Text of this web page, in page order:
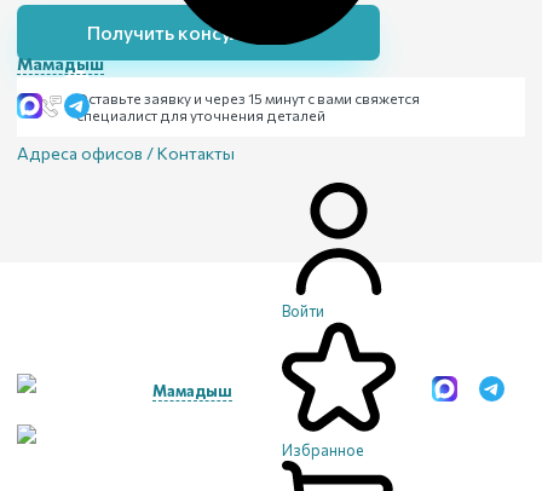
Мамадыш
Адреса офисов / Контакты
Мамадыш
Войти
Избранное
Получить консультацию
Оставьте заявку и через 15 минут с вами свяжется
специалист для уточнения деталей